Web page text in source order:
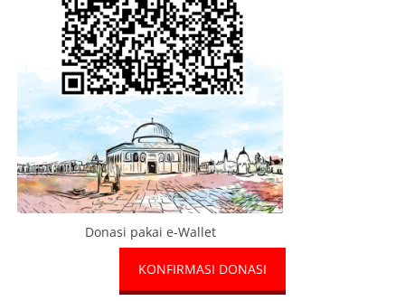
Donasi pakai e-Wallet
KONFIRMASI DONASI